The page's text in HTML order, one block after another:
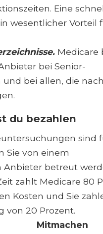
Eine
wesentlicher Vorteil
Medicare
bei Senior-
und bei allen, die
du bezahlen
sind
Sie von einem
betreut
zahlt Medicare 80
Kosten und Sie
von 20 Prozent.
Mitmachen